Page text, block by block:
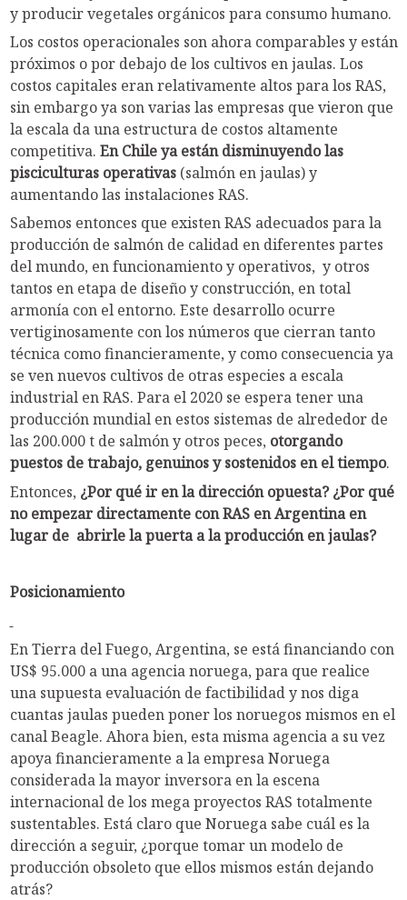
y producir vegetales orgánicos para consumo humano.
Los costos operacionales son ahora comparables y están
próximos o por debajo de los cultivos en jaulas. Los
costos capitales eran relativamente altos para los RAS,
sin embargo ya son varias las empresas que vieron que
la escala da una estructura de costos altamente
competitiva. En Chile ya están disminuyendo las
pisciculturas operativas(salmón en jaulas) y
aumentando las instalaciones RAS.
Sabemos entonces que existen RAS adecuados para la
producción de salmón de calidad en diferentes partes
del mundo, en funcionamiento y operativos, y otros
tantos en etapa de diseño y construcción, en total
armonía con el entorno. Este desarrollo ocurre
vertiginosamente con los números que cierran tanto
técnica como financieramente, y como consecuencia ya
se ven nuevos cultivos de otras especies a escala
industrial en RAS. Para el 2020 se espera tener una
producción mundial en estos sistemas de alrededor de
las 200.000 t de salmón y otros peces, otorgando
puestos de trabajo, genuinos y sostenidos en el tiempo.
Entonces, ¿Por qué ir en la dirección opuesta? ¿Por qué
no empezar directamente con RAS en Argentina en
lugar de abrirle la puerta a la producción en jaulas?
Posicionamiento
En Tierra del Fuego, Argentina, se está financiando con
US$ 95.000 a una agencia noruega, para que realice
una supuesta evaluación de factibilidad y nos diga
cuantas jaulas pueden poner los noruegos mismos en el
canal Beagle. Ahora bien, esta misma agencia a su vez
apoya financieramente a la empresa Noruega
considerada la mayor inversora en la escena
internacional de los mega proyectos RAS totalmente
sustentables. Está claro que Noruega sabe cuál es la
dirección a seguir, ¿porque tomar un modelo de
producción obsoleto que ellos mismos están dejando
atrás?